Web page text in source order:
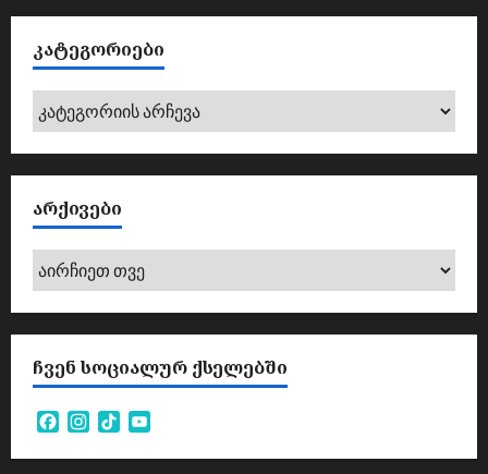
ᲙᲐᲢᲔᲒᲝᲠᲘᲔᲑᲘ
კატეგორიები
ᲐᲠᲥᲘᲕᲔᲑᲘ
არქივები
ᲩᲕᲔᲜ ᲡᲝᲪᲘᲐᲚᲣᲠ ᲥᲡᲔᲚᲔᲑᲨᲘ
Facebook
Instagram
TikTok